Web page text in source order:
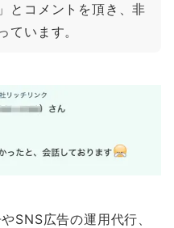
とコメントを頂き、非
ています。
SNS広告の運用代行、